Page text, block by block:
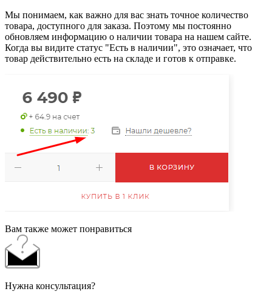
Мы понимаем, как важно для вас знать точное количество
товара, доступного для заказа. Поэтому мы постоянно
обновляем информацию о наличии товара на нашем сайте.
Когда вы видите статус "Есть в наличии", это означает, что
товар действительно есть на складе и готов к отправке.
Вам также может понравиться
Нужна консультация?